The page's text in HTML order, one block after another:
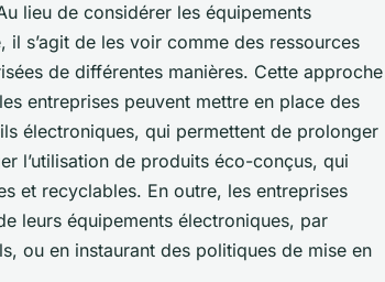
lieu de considérer les équipements
s’agit de les voir comme des ressources
de différentes manières. Cette approche
entreprises peuvent mettre en place des
électroniques, qui permettent de prolonger
l’utilisation de produits éco-conçus, qui
et recyclables. En outre, les entreprises
leurs équipements électroniques, par
ou en instaurant des politiques de mise en